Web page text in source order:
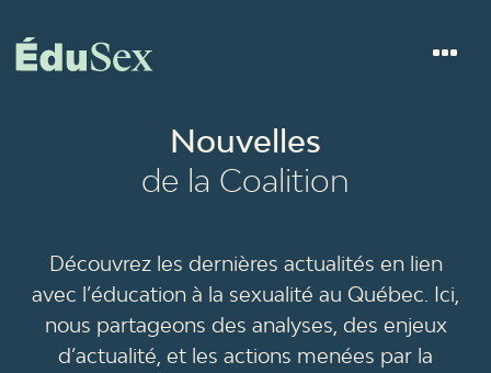
Nouvelles
de la Coalition
Découvrez les dernières actualités en lien
avec l’éducation à la sexualité au Québec. Ici,
nous partageons des analyses, des enjeux
d’actualité, et les actions menées par la